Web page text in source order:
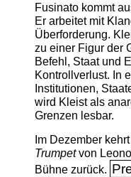
Fusinato kommt
Er arbeitet mit
Überforderung.
zu einer Figur der
Befehl, Staat und
Kontrollverlust. In
Institutionen,
wird Kleist als
Grenzen lesbar.
Im Dezember kehrt
Trumpetvon
Bühne zurück.